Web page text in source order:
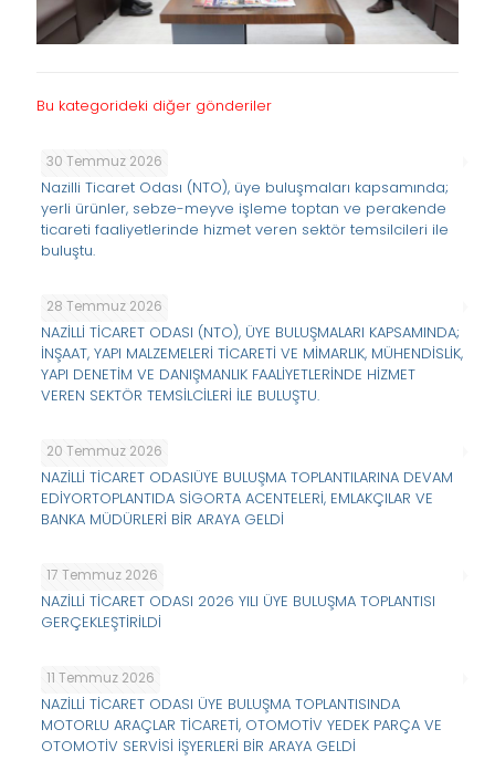
Bu kategorideki diğer gönderiler
30 Temmuz 2026
Nazilli Ticaret Odası (NTO), üye buluşmaları kapsamında;
yerli ürünler, sebze-meyve işleme toptan ve perakende
ticareti faaliyetlerinde hizmet veren sektör temsilcileri ile
buluştu.
28 Temmuz 2026
NAZİLLİ TİCARET ODASI (NTO), ÜYE BULUŞMALARI KAPSAMINDA;
İNŞAAT, YAPI MALZEMELERİ TİCARETİ VE MİMARLIK, MÜHENDİSLİK,
YAPI DENETİM VE DANIŞMANLIK FAALİYETLERİNDE HİZMET
VEREN SEKTÖR TEMSİLCİLERİ İLE BULUŞTU.
20 Temmuz 2026
NAZİLLİ TİCARET ODASIÜYE BULUŞMA TOPLANTILARINA DEVAM
EDİYORTOPLANTIDA SİGORTA ACENTELERİ, EMLAKÇILAR VE
BANKA MÜDÜRLERİ BİR ARAYA GELDİ
17 Temmuz 2026
NAZİLLİ TİCARET ODASI 2026 YILI ÜYE BULUŞMA TOPLANTISI
GERÇEKLEŞTİRİLDİ
11 Temmuz 2026
NAZİLLİ TİCARET ODASI ÜYE BULUŞMA TOPLANTISINDA
MOTORLU ARAÇLAR TİCARETİ, OTOMOTİV YEDEK PARÇA VE
OTOMOTİV SERVİSİ İŞYERLERİ BİR ARAYA GELDİ